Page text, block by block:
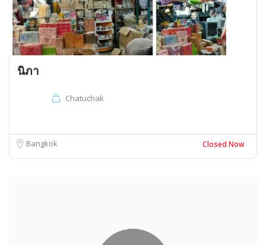
นิภา
Chatuchak
Bangkok Closed Now